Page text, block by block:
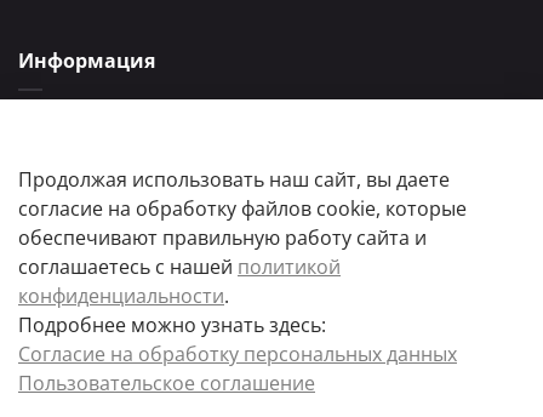
Информация
Пользовательское соглашение
Цены товаров и их количество, а так же комплектация и цвета носят
информационный характер.
Продолжая использовать наш сайт, вы даете
согласие на обработку файлов cookie, которые
обеспечивают правильную работу сайта и
соглашаетесь с нашей политикой
конфиденциальности.
Подробнее можно узнать здесь:
Согласие на обработку персональных данных
Пользовательское соглашение